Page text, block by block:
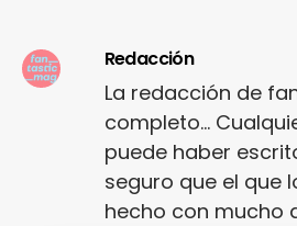
Redacción
La redacción de
completo...
puede haber
seguro que el que
hecho con mucho